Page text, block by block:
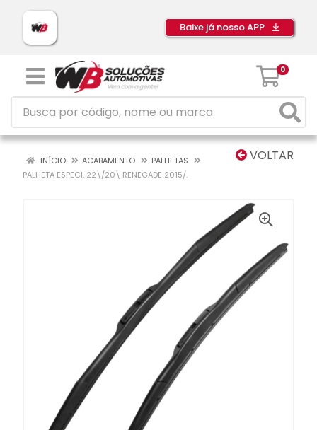
Baixe já nosso APP
0
VOLTAR
INÍCIO ACABAMENTO
PALHETAS
PALHETA ESPECI. 22\/20\ RENEGADE 2015/.